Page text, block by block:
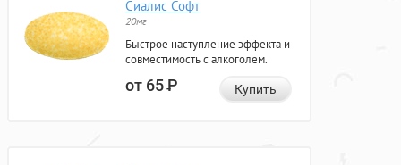
Сиалис Софт
20мг
Быстрое наступление эффекта и
совместимость с алкоголем.
от 65Р Купить